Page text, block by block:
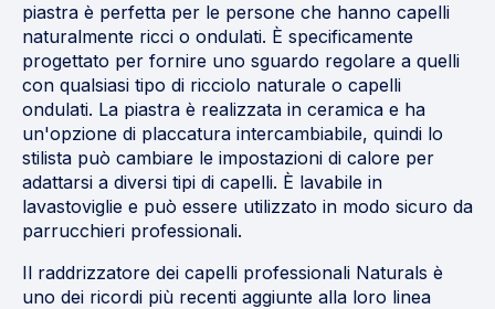
piastra è perfetta per le persone che hanno capelli
naturalmente ricci o ondulati. È specificamente
progettato per fornire uno sguardo regolare a quelli
con qualsiasi tipo di ricciolo naturale o capelli
ondulati. La piastra è realizzata in ceramica e ha
un'opzione di placcatura intercambiabile, quindi lo
stilista può cambiare le impostazioni di calore per
adattarsi a diversi tipi di capelli. È lavabile in
lavastoviglie e può essere utilizzato in modo sicuro da
parrucchieri professionali.
Il raddrizzatore dei capelli professionali Naturals è
uno dei ricordi più recenti aggiunte alla loro linea